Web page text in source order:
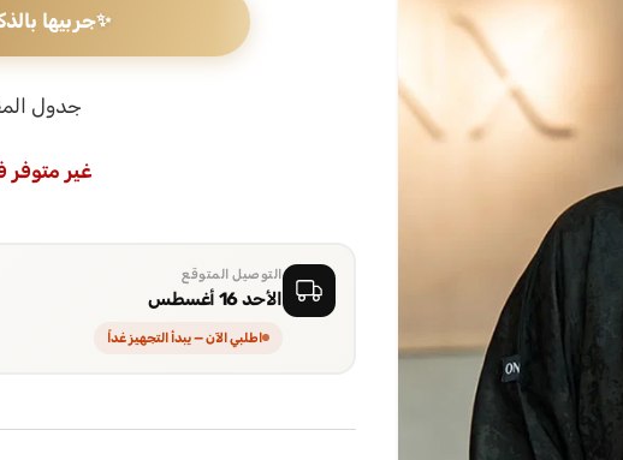
✨جربيها
جدول
غير
التوصيل المتوقع
الأحد 16 أغسطس
اطلبي الآن — يبدأ التجهيز غداً